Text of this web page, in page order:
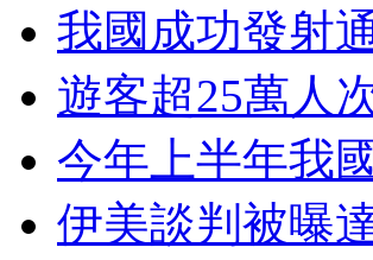
我國成功發射
遊客超25萬人
今年上半年我
伊美談判被曝